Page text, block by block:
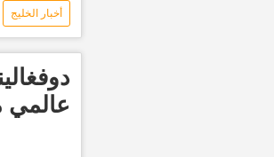
أخبار الخليج
أخبار قطر
عالمي